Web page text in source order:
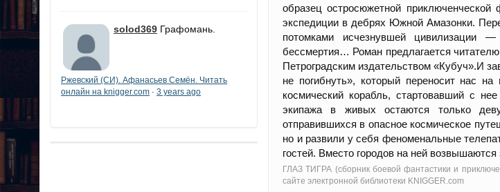
solod369 Графомань.
Ржевский (СИ). Афанасьев Семён. Читать
онлайн на knigger.com · 3 years ago
образец остросюжетной
экспедиции в дебрях Южной Амазонки.
потомками исчезнувшей цивилизации
бессмертия… Роман предлагается
Петроградским издательством «Кубуч».И
не погибнуть», который переносит нас
космический корабль, стартовавший с
экипажа в живых остаются только
отправившихся в опасное космическое
но и развили у себя феноменальные
гостей. Вместо городов на ней
ГЛАЗ ТИГРА (сборник боевой фантастики и
сайте электронной библиотеки KNIGGER.com